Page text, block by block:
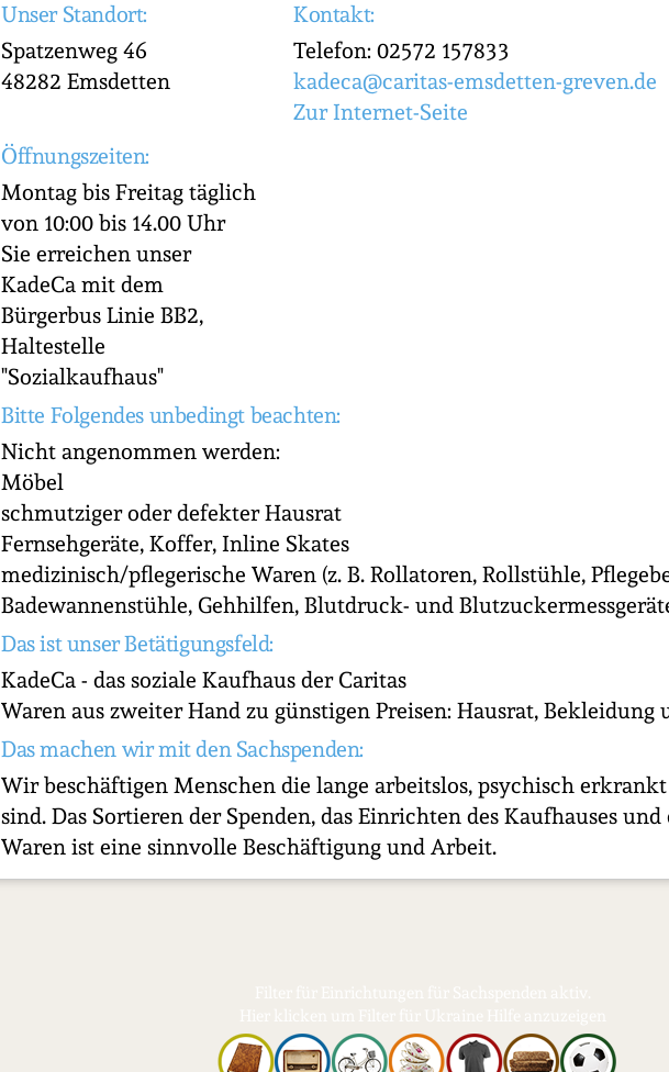
Unser Standort:
Spatzenweg 46
48282 Emsdetten
Kontakt:
Telefon: 02572 157833
kadeca@caritas-emsdetten-greven.de
Zur Internet-Seite
Öffnungszeiten:
Montag bis Freitag täglich
von 10:00 bis 14.00 Uhr
Sie erreichen unser
KadeCa mit dem
Bürgerbus Linie BB2,
Haltestelle
"Sozialkaufhaus"
Bitte Folgendes unbedingt beachten:
Nicht angenommen werden:
Möbel
schmutziger oder defekter Hausrat
Fernsehgeräte, Koffer, Inline Skates
medizinisch/pflegerische Waren (z. B. Rollatoren, Rollstühle,
Badewannenstühle, Gehhilfen, Blutdruck- und
Das ist unser Betätigungsfeld:
KadeCa - das soziale Kaufhaus der Caritas
Waren aus zweiter Hand zu günstigen Preisen: Hausrat, Bekleidung
Das machen wir mit den Sachspenden:
Wir beschäftigen Menschen die lange arbeitslos, psychisch
sind. Das Sortieren der Spenden, das Einrichten des Kaufhauses
Waren ist eine sinnvolle Beschäftigung und Arbeit.